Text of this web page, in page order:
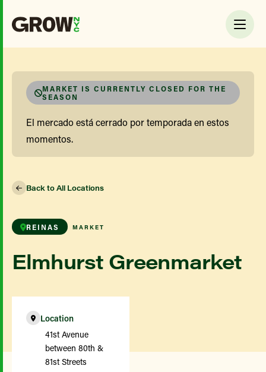
MARKET IS CURRENTLY CLOSED FOR THE
SEASON
El mercado está cerrado por temporada en estos
momentos.
Back to All Locations
REINAS MARKET
Elmhurst Greenmarket
Location
41st Avenue
between 80th &
81st Streets